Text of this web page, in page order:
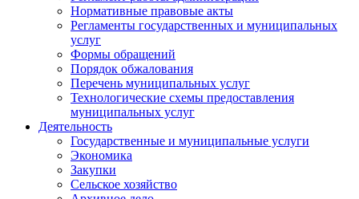
Нормативные правовые акты
Регламенты государственных и муниципальных
услуг
Формы обращений
Порядок обжалования
Перечень муниципальных услуг
Технологические схемы предоставления
муниципальных услуг
Деятельность
Государственные и муниципальные услуги
Экономика
Закупки
Сельское хозяйство